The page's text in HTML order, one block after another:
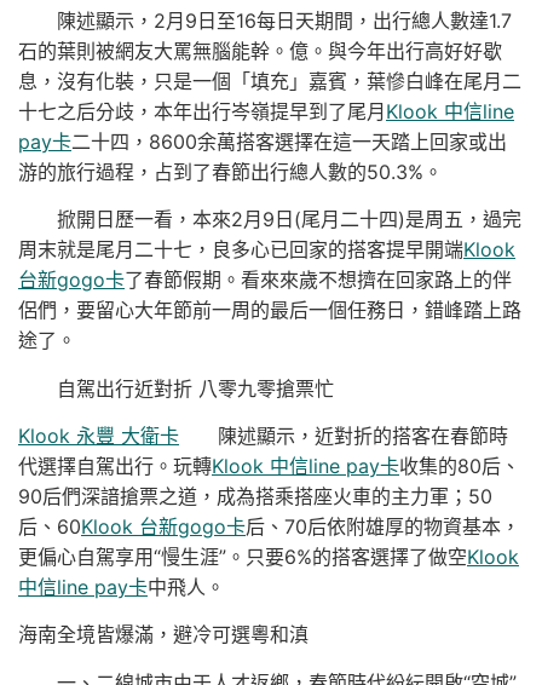
陳述顯示，2月9日至16每日天期間，出行總人數達1.7
石的葉則被網友大罵無腦能幹。億。與今年出行高好好歇
息，沒有化裝，只是一個「填充」嘉賓，葉慘白峰在尾月二
十七之后分歧，本年出行岑嶺提早到了尾月Klook 中信line
pay卡二十四，8600余萬搭客選擇在這一天踏上回家或出
游的旅行過程，占到了春節出行總人數的50.3%。
掀開日歷一看，本來2月9日(尾月二十四)是周五，過完
周末就是尾月二十七，良多心已回家的搭客提早開端Klook
台新gogo卡了春節假期。看來來歲不想擠在回家路上的伴
侶們，要留心大年節前一周的最后一個任務日，錯峰踏上路
途了。
自駕出行近對折 八零九零搶票忙
Klook 永豐 大衛卡 陳述顯示，近對折的搭客在春節時
代選擇自駕出行。玩轉Klook 中信line pay卡收集的80后、
90后們深諳搶票之道，成為搭乘搭座火車的主力軍；50
后、60Klook 台新gogo卡后、70后依附雄厚的物資基本，
更偏心自駕享用“慢生涯”。只要6%的搭客選擇了做空Klook
中信line pay卡中飛人。
海南全境皆爆滿，避冷可選粵和滇